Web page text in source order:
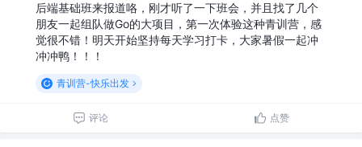
后端基础班来报道咯，刚才听了一下班会，并且找了几个
朋友一起组队做Go的大项目，第一次体验这种青训营，感
觉很不错！明天开始坚持每天学习打卡，大家暑假一起冲
冲冲鸭！！！
青训营-快乐出发
评论 点赞